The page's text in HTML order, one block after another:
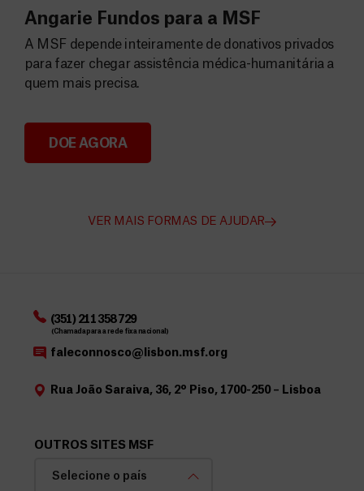
Angarie Fundos para a MSF
Angarie Fundos para a MSF
A MSF depende inteiramente de donativos privados
para fazer chegar assistência médica-humanitária a
quem mais precisa.
DOE AGORA
VER MAIS FORMAS DE AJUDAR
(351) 211 358 729
(Chamada para a rede fixa nacional)
faleconnosco@lisbon.msf.org
Rua João Saraiva, 36, 2º Piso, 1700-250 – Lisboa
OUTROS SITES MSF
Selecione o país